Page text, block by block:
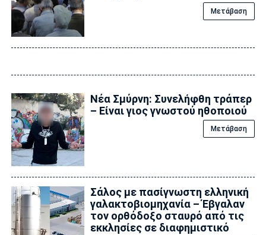
Μετάβαση
Νέα Σμύρνη: Συνελήφθη τράπερ
– Είναι γιος γνωστού ηθοποιού
Μετάβαση
Σάλος με πασίγνωστη ελληνική
γαλακτοβιομηχανία – Έβγαλαν
τον ορθόδοξο σταυρό από τις
εκκλησίες σε διαφημιστικό